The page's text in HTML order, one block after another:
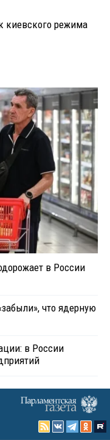
киевского режима
в России
что ядерную
в России